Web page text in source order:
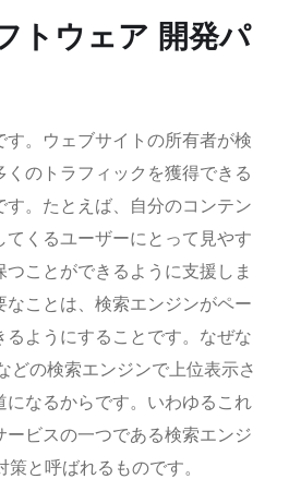
トウェア 開発パ
す。ウェブサイトの所有者が検
のトラフィックを獲得できる
す。たとえば、自分のコンテン
てくるユーザーにとって見やす
つことができるように支援しま
なことは、検索エンジンがペー
るようにすることです。なぜな
どの検索エンジンで上位表示さ
になるからです。いわゆるこれ
ービスの一つである検索エンジ
と呼ばれるものです。